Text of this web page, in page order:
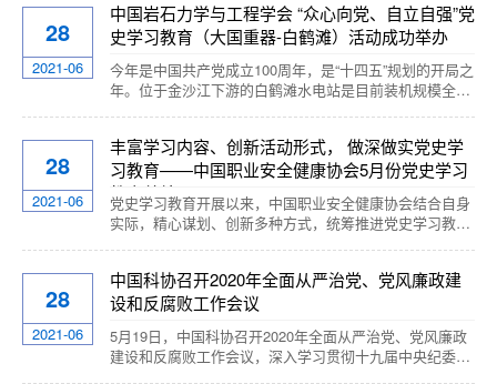
28
2021-06
中国岩石力学与工程学会 “众心向党、自立自强”党
史学习教育（大国重器-白鹤滩）活动成功举办
今年是中国共产党成立100周年，是“十四五”规划的开局之
年。位于金沙江下游的白鹤滩水电站是目前装机规模全球
年”目标的标志性工程。为宣传白鹤滩水电站的科技创新成
果，展现科技工作者“坚持新发展理念，勇攀科技新高峰”
的精神面貌，激发科技界自立自强的磅礴力量，在中国科
协科技社团党委的指导下，2021年5月24-26日，中国岩石
力学与工程学会与中国三峡集团有限公司联合主办，中国
三峡建工（集团）有限公司白鹤滩工程建设...
28
2021-06
丰富学习内容、创新活动形式， 做深做实党史学
习教育——中国职业安全健康协会5月份党史学习
教育总结
党史学习教育开展以来，中国职业安全健康协会结合自身
实际，精心谋划、创新多种方式，统筹推进党史学习教育
28
2021-06
中国科协召开2020年全面从严治党、党风廉政建
设和反腐败工作会议
5月19日，中国科协召开2020年全面从严治党、党风廉政
建设和反腐败工作会议，深入学习贯彻十九届中央纪委四